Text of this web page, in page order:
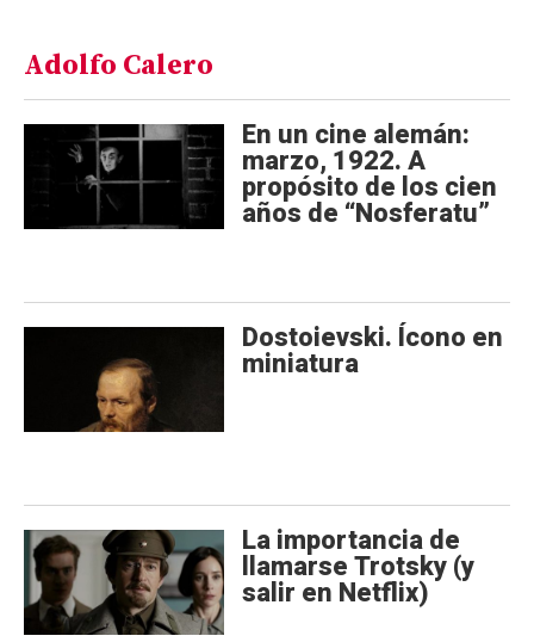
Adolfo Calero
En un cine alemán:
marzo, 1922. A
propósito de los cien
años de “Nosferatu”
Dostoievski. Ícono en
miniatura
La importancia de
llamarse Trotsky (y
salir en Netflix)